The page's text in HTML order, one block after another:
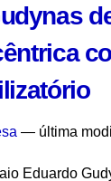
— última
Eduardo